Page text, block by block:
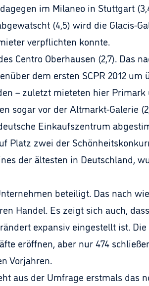
im Milaneo in Stuttgart
(4,5) wird die Glacis-
verpflichten konnte.
Centro Oberhausen (2,7). Das
dem ersten SCPR 2012 um
– zuletzt mieteten hier
sogar vor der Altmarkt-Galerie
Einkaufszentrum
Platz zwei der
der ältesten in Deutschland,
beteiligt. Das nach
Handel. Es zeigt sich auch,
expansiv eingestellt ist. Die
eröffnen, aber nur 474
Vorjahren.
aus der Umfrage erstmals das